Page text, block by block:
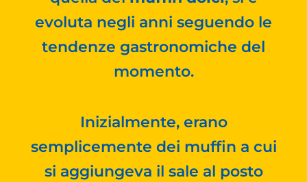
evoluta negli anni seguendo le
tendenze gastronomiche del
momento.
Inizialmente, erano
semplicemente dei muffin a cui
si aggiungeva il sale al posto